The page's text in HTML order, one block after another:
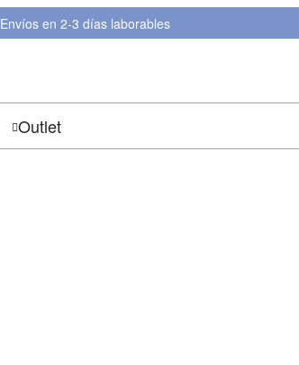
Envíos en 2-3 días laborables
Outlet